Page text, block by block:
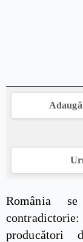
România
producători